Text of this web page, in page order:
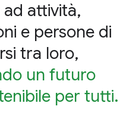
attività,
e persone di
tra loro,
un futuro
per tutti.